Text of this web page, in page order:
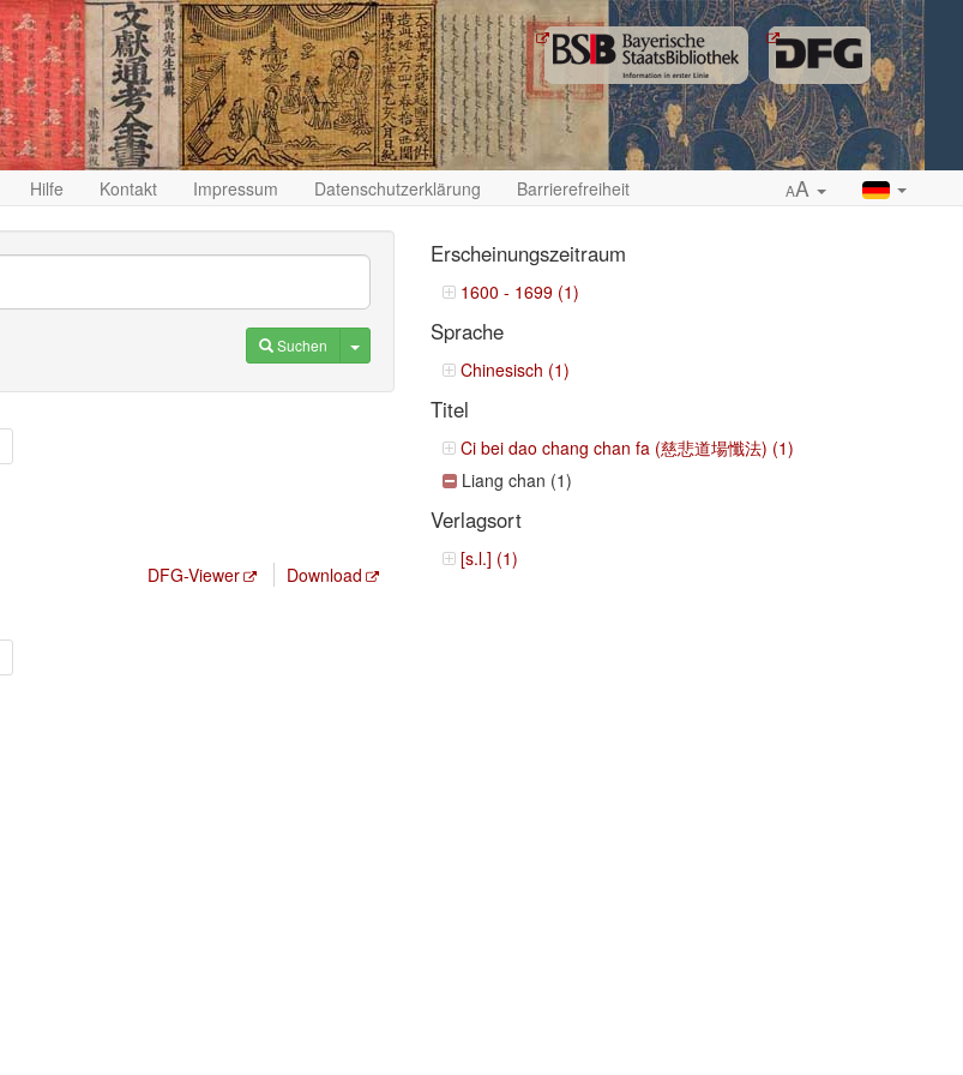
Hilfe Kontakt Impressum Datenschutzerklärung Barrierefreiheit AA
Suchen Toggle Dropdown
DFG-Viewer Download
Erscheinungszeitraum
1600 - 1699 (1)
Sprache
Chinesisch (1)
Titel
Ci bei dao chang chan fa (慈悲道場懺法) (1)
Liang chan (1)
Verlagsort
[s.l.] (1)